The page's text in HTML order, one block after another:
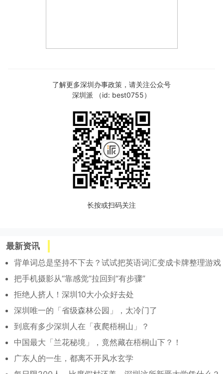
了解更多深圳办事政策，请关注公众号
深圳派 （id: best0755）
长按或扫码关注
最新资讯
背单词总是坚持不下去？试试把英语词汇变成卡牌整理游戏
把手机摄影从“靠感觉”拉回到“有步骤”
拒绝人挤人！深圳10大小众好去处
深圳唯一的「省级森林公园」，太冷门了
到底有多少深圳人在「夜爬梧桐山」？
中国最大「兰花秘境」，竟然藏在梧桐山下？！
广东人的一生，都离不开风水玄学